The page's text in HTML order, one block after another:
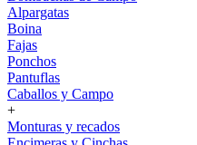
Alpargatas
Boina
Fajas
Ponchos
Pantuflas
Caballos y Campo
+
Monturas y recados